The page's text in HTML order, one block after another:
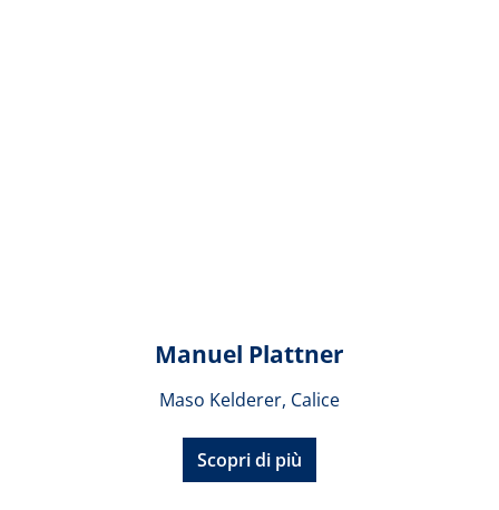
Manuel Plattner
Maso Kelderer, Calice
Scopri di più